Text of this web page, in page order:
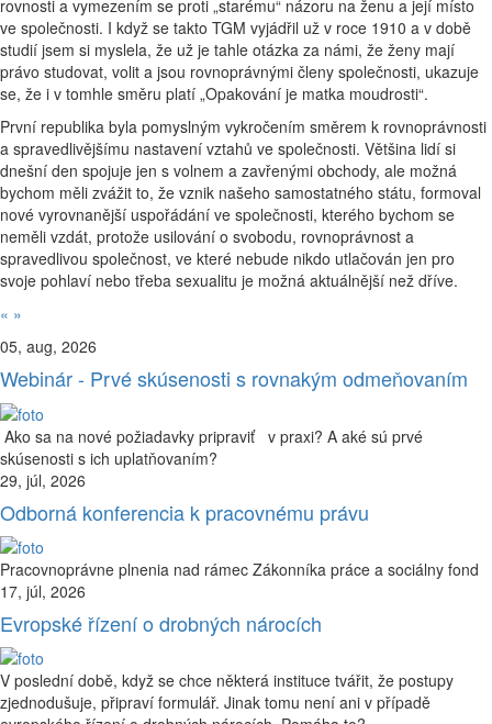
rovnosti a vymezením se proti „starému“ názoru na ženu a její místo
ve společnosti. I když se takto TGM vyjádřil už v roce 1910 a v době
studií jsem si myslela, že už je tahle otázka za námi, že ženy mají
právo studovat, volit a jsou rovnoprávnými členy společnosti, ukazuje
se, že i v tomhle směru platí „Opakování je matka moudrosti“.
První republika byla pomyslným vykročením směrem k rovnoprávnosti
a spravedlivějšímu nastavení vztahů ve společnosti. Většina lidí si
dnešní den spojuje jen s volnem a zavřenými obchody, ale možná
bychom měli zvážit to, že vznik našeho samostatného státu, formoval
nové vyrovnanější uspořádání ve společnosti, kterého bychom se
neměli vzdát, protože usilování o svobodu, rovnoprávnost a
spravedlivou společnost, ve které nebude nikdo utlačován jen pro
svoje pohlaví nebo třeba sexualitu je možná aktuálnější než dříve.
« »
05, aug, 2026
Webinár - Prvé skúsenosti s rovnakým odmeňovaním
Ako sa na nové požiadavky pripraviť v praxi? A aké sú prvé
skúsenosti s ich uplatňovaním?
29, júl, 2026
Odborná konferencia k pracovnému právu
Pracovnoprávne plnenia nad rámec Zákonníka práce a sociálny fond
17, júl, 2026
Evropské řízení o drobných nárocích
V poslední době, když se chce některá instituce tvářit, že postupy
zjednodušuje, připraví formulář. Jinak tomu není ani v případě